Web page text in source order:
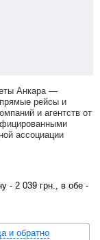
Анкара —
рейсы и
и агентств от
ассоциации
- 2 039 грн ., в обе -
и обратно